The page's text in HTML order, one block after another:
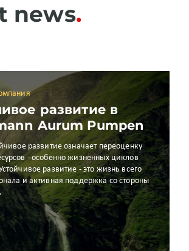
news
развитие в
Aurum Pumpen
развитие означает переоценку
- особенно жизненных циклов
развитие - это жизнь всего
и активная поддержка со стороны